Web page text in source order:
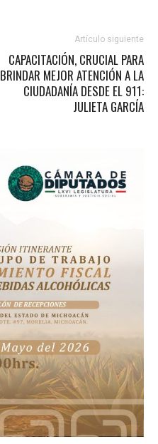
Artículo siguiente
CAPACITACIÓN, CRUCIAL PARA
BRINDAR MEJOR ATENCIÓN A LA
CIUDADANÍA DESDE EL 911:
JULIETA GARCÍA